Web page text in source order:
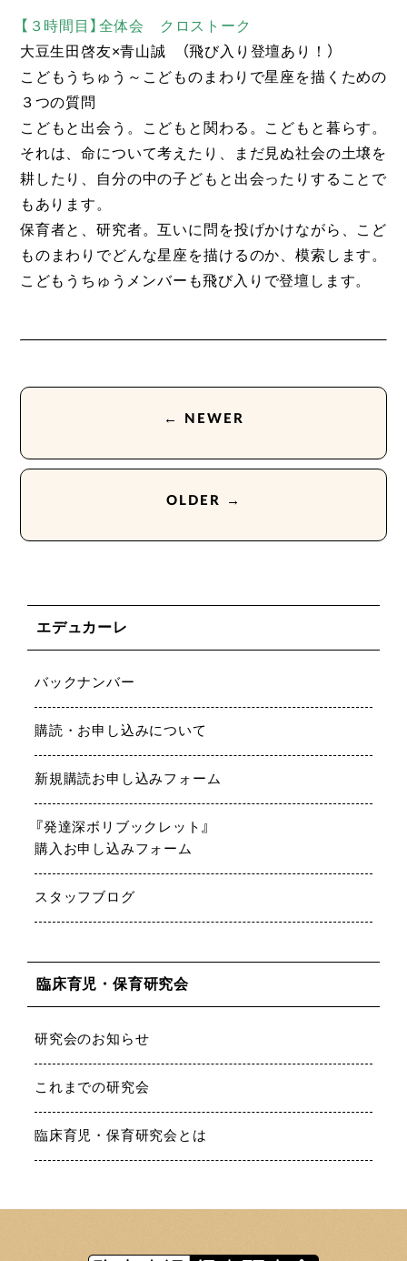
【３時間目】全体会 クロストーク
大豆生田啓友×青山誠 （飛び入り登壇あり！）
こどもうちゅう～こどものまわりで星座を描くための
３つの質問
こどもと出会う。こどもと関わる。こどもと暮らす。
それは、命について考えたり、まだ見ぬ社会の土壌を
耕したり、自分の中の子どもと出会ったりすることで
もあります。
保育者と、研究者。互いに問を投げかけながら、こど
ものまわりでどんな星座を描けるのか、模索します。
こどもうちゅうメンバーも飛び入りで登壇します。
← NEWER
OLDER →
エデュカーレ
バックナンバー
購読・お申し込みについて
新規購読お申し込みフォーム
『発達深ボリブックレット』
購入お申し込みフォーム
スタッフブログ
臨床育児・保育研究会
研究会のお知らせ
これまでの研究会
臨床育児・保育研究会とは